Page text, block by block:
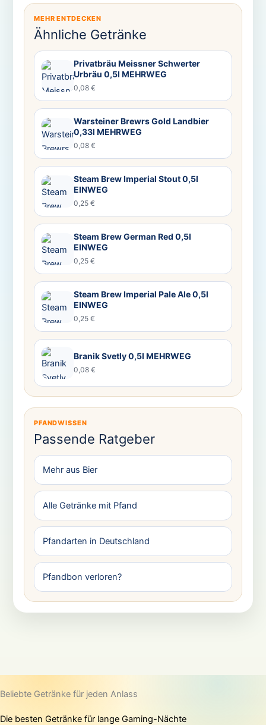
MEHR ENTDECKEN
Ähnliche Getränke
Privatbräu Meissner Schwerter
Urbräu 0,5l MEHRWEG
0,08 €
Warsteiner Brewrs Gold Landbier
0,33l MEHRWEG
0,08 €
Steam Brew Imperial Stout 0,5l
EINWEG
0,25 €
Steam Brew German Red 0,5l
EINWEG
0,25 €
Steam Brew Imperial Pale Ale 0,5l
EINWEG
0,25 €
Branik Svetly 0,5l MEHRWEG
0,08 €
PFANDWISSEN
Passende Ratgeber
Mehr aus Bier
Alle Getränke mit Pfand
Pfandarten in Deutschland
Pfandbon verloren?
Beliebte Getränke für jeden Anlass
Die besten Getränke für lange Gaming-Nächte